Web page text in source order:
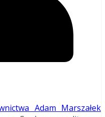
Adam Marszałek